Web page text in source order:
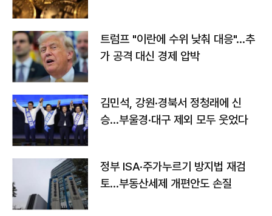
트럼프 "이란에 수위 낮춰 대응"…추
가 공격 대신 경제 압박
김민석, 강원·경북서 정청래에 신
승…부울경·대구 제외 모두 웃었다
정부 ISA·주가누르기 방지법 재검
토…부동산세제 개편안도 손질